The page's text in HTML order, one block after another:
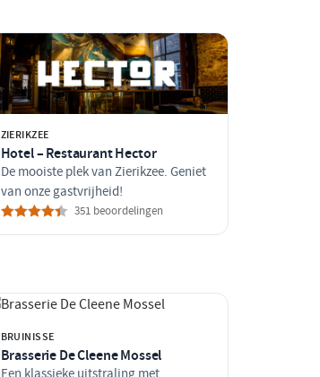
ZIERIKZEE
Hotel – Restaurant Hector
De mooiste plek van Zierikzee. Geniet
van onze gastvrijheid!
351 beoordelingen
BRUINISSE
Brasserie De Cleene Mossel
Een klassieke uitstraling met